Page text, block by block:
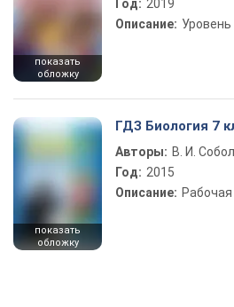
показать
обложку
Год: 2019
Описание:
показать
обложку
ГДЗ Биология 7
Авторы: В. И.
Год: 2015
Описание: